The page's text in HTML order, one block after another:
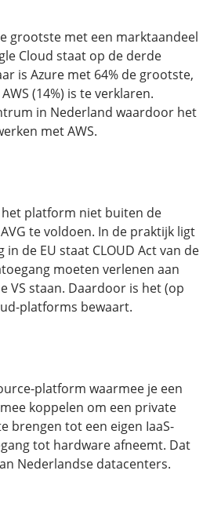
grootste met een marktaandeel
Cloud staat op de derde
is Azure met 64% de grootste,
(14%) is te verklaren.
in Nederland waardoor het
met AWS.
het platform niet buiten de
te voldoen. In de praktijk ligt
de EU staat CLOUD Act van de
moeten verlenen aan
VS staan. Daardoor is het (op
platforms bewaart.
platform waarmee je een
koppelen om een private
brengen tot een eigen IaaS-
tot hardware afneemt. Dat
Nederlandse datacenters.